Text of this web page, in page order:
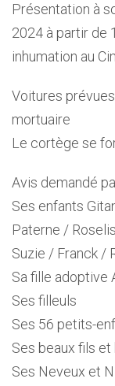
Présentation à
2024 à partir de
inhumation au
Voitures
mortuaire
Le cortège se
Avis demandé
Ses enfants
Paterne /
Suzie / Franck /
Sa fille adoptive
Ses filleuls
Ses 56 petits-
Ses beaux fils
Ses Neveux et